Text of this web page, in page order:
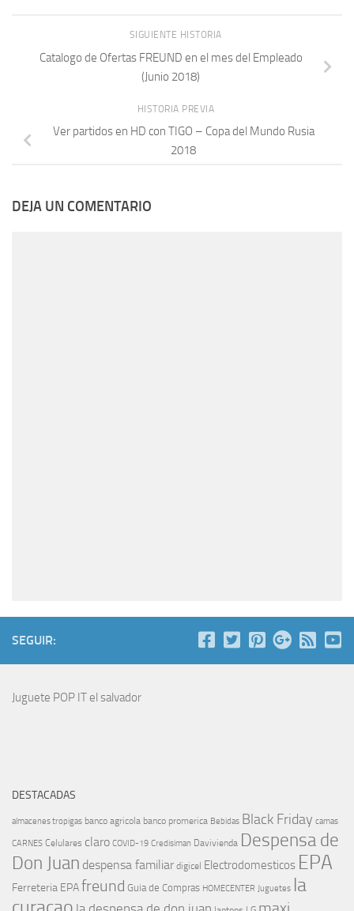
SIGUIENTE HISTORIA
Catalogo de Ofertas FREUND en el mes del Empleado
(Junio 2018)
HISTORIA PREVIA
Ver partidos en HD con TIGO – Copa del Mundo Rusia
2018
DEJA UN COMENTARIO
SEGUIR:
Juguete POP IT el salvador
DESTACADAS
almacenes tropigas banco agricola banco promerica Bebidas Black Friday camas
CARNES Celulares claro COVID-19 Credisiman Davivienda Despensa de
Don Juan despensa familiar digicel Electrodomesticos EPA
Ferreteria EPAfreund Guia de Compras HOMECENTER Juguetes la